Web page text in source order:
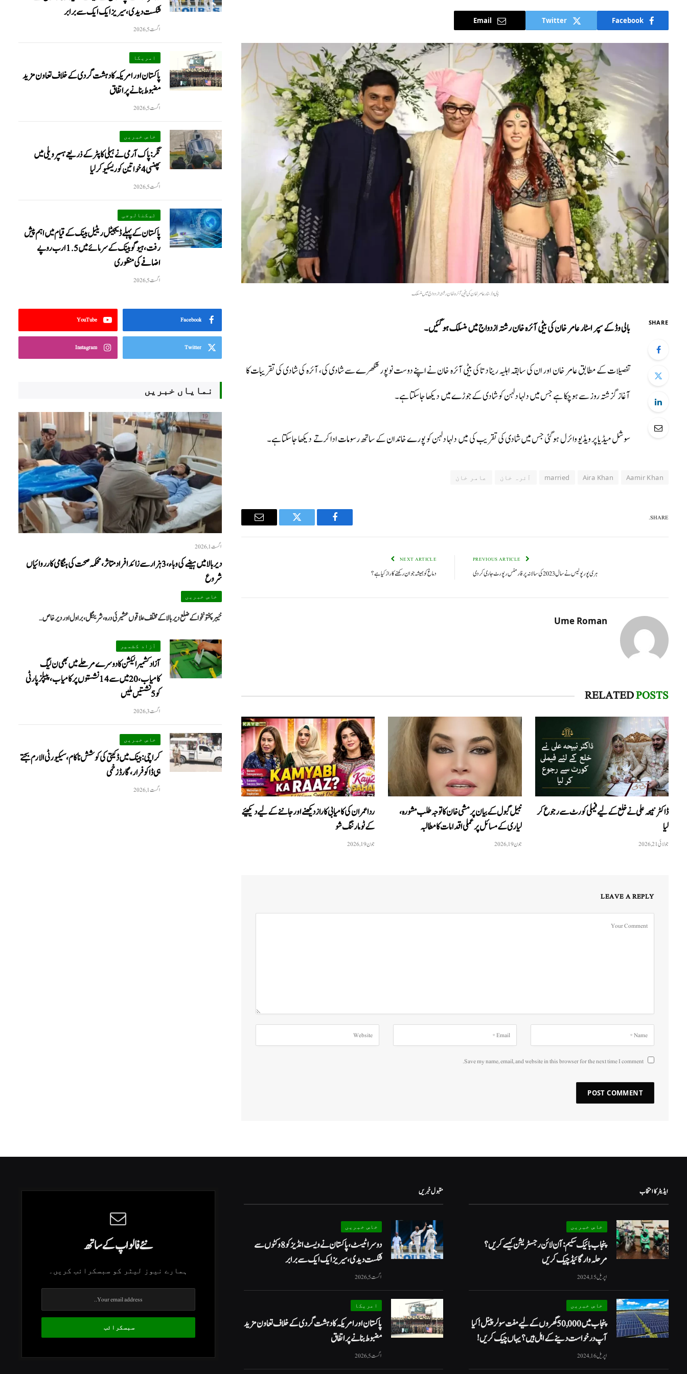
Facebook
Twitter
Email
بالی وڈ سٹار عامر خان کی بیٹی آئرہ خان رشتہ ازدواج میں منسلک
SHARE بالی وڈ کے سپر اسٹار عامر خان کی بیٹی آئرہ خان رشتہ ازدواج میں منسلک ہوگئیں۔
تفصیلات کے مطابق عامر خان اور ان کی سابقہ اہلیہ رینا دتا کی بیٹی آئرہ خان نے اپنے دوست نوپور شکھرے سے شادی کی، آئرہ کی شادی کی تقریبات کا
آغاز گزشتہ روز سے ہوچکا ہے جس میں دلہا دلہن کو شادی کے جوڑے میں دیکھا جاسکتا ہے۔
سوشل میڈیا پر ویڈیو وائرل ہو گئی جس میں شادی کی تقریب کی میں دلہا دلہن کو پورے خاندان کے ساتھ رسومات ادا کرتے دیکھا جاسکتا ہے۔
Aamir Khan
Aira Khan
married آئرہ خان عامر خان
SHARE.
Facebook
Twitter
Email
ہری پور پولیس نے سال 2023 کی سالانہ پرفارمنس رپورٹ جاری کر دی
NEXT ARTICLE
دماغ کو ہمیشہ جوان رکھنے کا راز کیا ہے؟
Ume Roman
RELATEDPOSTS
ڈاکٹر نبیحہ علی نے خلع کے لیے فیملی کورٹ سے رجوع کر
لیا
جولائی 21, 2026
نبیل گبول کے بیان پر مشی خان کا توجہ طلب مشورہ،
لیاری کے مسائل پر عملی اقدامات کا مطالبہ
جون 19, 2026
ردا عمران کی کامیابی کا راز دیکھنے اور جاننے کے لیے دیکھیئے
کےٹو مارننگ شو
جون 19, 2026
LEAVE A REPLY
Save my name, email, and website in this browser for the next time I comment.
شکست دیدی، سیریز ایک ایک سے برابر
اگست 5, 2026
امریکا
پاکستان اور امریکہ کا دہشت گردی کے خلاف تعاون مزید
مضبوط بنانے پر اتفاق
اگست 5, 2026
خاص خبریں
نگر: پاک آرمی نے ہیلی کاپٹر کے ذریعے ہسپر ویلی میں
پھنسی 4 خواتین کو ریسکیو کرلیا
اگست 5, 2026
ٹیکنالوجی
پاکستان کے پہلے ڈیجیٹل ریٹیل بینک کے قیام میں اہم پیش
رفت، ہیوگو بینک کے سرمائے میں 1.5 ارب روپے
اضافے کی منظوری
اگست 5, 2026
Facebook
YouTube
Twitter
Instagram
نمایاں خبریں
اگست 1, 2026
دیر بالا میں ہیضے کی وباء، 3 ہزار سے زائد افراد متاثر، محکمہ صحت کی ہنگامی کارروائیاں
شروع
خاص خبریں
خیبرپختونخوا کے ضلع دیر بالا کے مختلف علاقوں عشیرئی درہ، شرینگل، براول اور دیر خاص…
آزاد کشمیر
آزاد کشمیر الیکشن کا دوسرے مرحلے میں بھی ن لیگ
کامیاب، 20 میں سے 14 نشستوں پر کامیاب، پیپلزپارٹی
کو 5 نشستیں ملیں
اگست 3, 2026
خاص خبریں
کراچی: بینک میں ڈکیتی کی کوشش ناکام، سیکیورٹی الارم بجتے
ہی ڈاکو فرار، گارڈ زخمی
اگست 1, 2026
ایڈیٹر کا انتخاب
خاص خبریں
پنجاب بائیک سکیم: آن لائن رجسٹریشن کیسے کریں؟
مرحلہ وار گائیڈ چیک کریں
اپریل 15, 2024
خاص خبریں
پنجاب میں 50,000 گھروں کے لیے مفت سولر پینل! کیا
آپ درخواست دینے کے اہل ہیں؟ یہاں چیک کریں!
اپریل 16, 2024
مقبول خبریں
خاص خبریں
دوسرا ٹیسٹ، پاکستان نے ویسٹ انڈیز کو 8 وکٹوں سے
شکست دیدی، سیریز ایک ایک سے برابر
اگست 5, 2026
امریکا
پاکستان اور امریکہ کا دہشت گردی کے خلاف تعاون مزید
مضبوط بنانے پر اتفاق
اگست 5, 2026
نئے فالو اپ کے ساتھ
ہمارے نیوز لیٹر کو سبسکرائب کریں۔